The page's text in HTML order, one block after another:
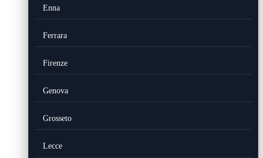
Enna
Ferrara
Firenze
Genova
Grosseto
Lecce